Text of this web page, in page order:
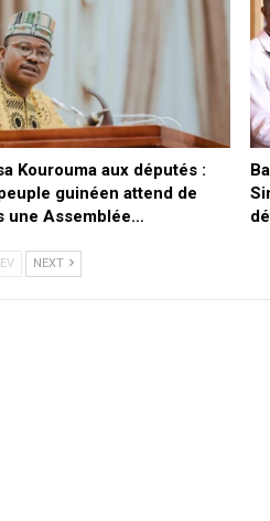
Kourouma aux députés :
guinéen attend de
une Assemblée…
NEXT